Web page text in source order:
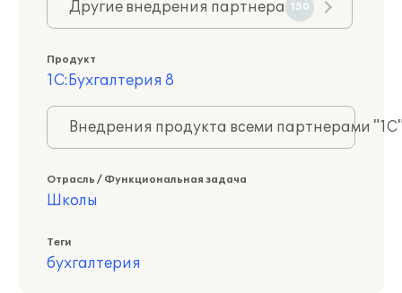
Другие внедрения партнера 150
Продукт
1С:Бухгалтерия 8
Внедрения продукта всеми партнерами
Отрасль / Функциональная задача
Школы
Теги
бухгалтерия